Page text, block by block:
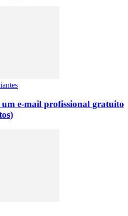
e-mail profissional gratuito